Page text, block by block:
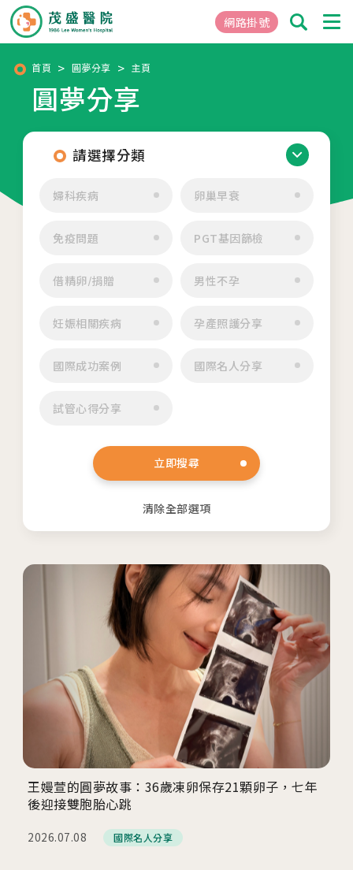
網路掛號
01 關於茂盛
核心專長
年度大事紀
醫療團隊
就醫指南
生殖醫學專科
診療科目
最新消息
首頁 圓夢分享 主頁
圓夢分享
請選擇分類
婦科疾病 卵巢早衰
免疫問題 PGT基因篩檢
借精卵/捐贈 男性不孕
妊娠相關疾病 孕產照護分享
國際成功案例 國際名人分享
試管心得分享
立即搜尋
清除全部選項
王嫚萱的圓夢故事：36歲凍卵保存21顆卵子，七年
後迎接雙胞胎心跳
2026.07.08 國際名人分享